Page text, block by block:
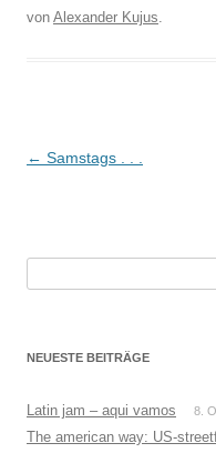
von Alexander Kujus.
Beitrags-
← Samstags . . .
NEUESTE BEITRÄGE
Latin jam – aqui vamos 8.
The american way: US-